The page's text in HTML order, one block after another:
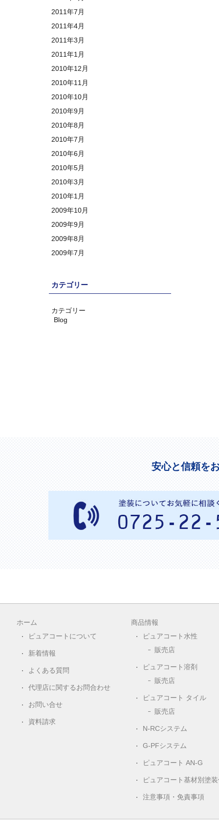
2011年7月
2011年4月
2011年3月
2011年1月
2010年12月
2010年11月
2010年10月
2010年9月
2010年8月
2010年7月
2010年6月
2010年5月
2010年3月
2010年1月
2009年10月
2009年9月
2009年8月
2009年7月
カテゴリー
カテゴリー
Blog
安心と信頼を
ホーム
ピュアコートについて
新着情報
よくある質問
代理店に関するお問合わせ
お問い合せ
資料請求
商品情報
ピュアコート水性
販売店
ピュアコート溶剤
販売店
ピュアコート タイル
販売店
N-RCシステム
G-PFシステム
ピュアコート AN-G
ピュアコート基材別塗
注意事項・免責事項